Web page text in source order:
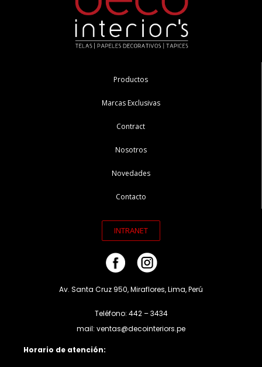
Productos
Marcas Exclusivas
Contract
Nosotros
Novedades
Contacto
INTRANET
Av. Santa Cruz 950, Miraflores, Lima, Perú
Teléfono: 442 – 3434
mail: ventas@decointeriors.pe
Horario de atención: